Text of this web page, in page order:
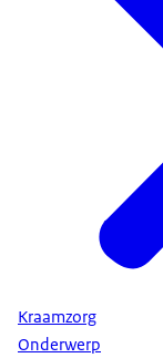
Kraamzorg
Onderwerp